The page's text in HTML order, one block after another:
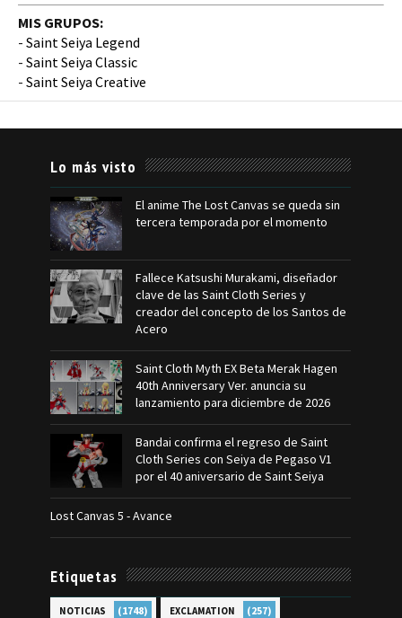
MIS GRUPOS:
- Saint Seiya Legend
- Saint Seiya Classic
- Saint Seiya Creative
Lo más visto
El anime The Lost Canvas se queda sin
tercera temporada por el momento
Fallece Katsushi Murakami, diseñador
clave de las Saint Cloth Series y
creador del concepto de los Santos de
Acero
Saint Cloth Myth EX Beta Merak Hagen
40th Anniversary Ver. anuncia su
lanzamiento para diciembre de 2026
Bandai confirma el regreso de Saint
Cloth Series con Seiya de Pegaso V1
por el 40 aniversario de Saint Seiya
Lost Canvas 5 - Avance
Etiquetas
NOTICIAS (1748) EXCLAMATION (257)